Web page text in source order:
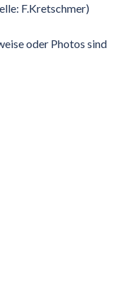
F.Kretschmer)
oder Photos sind